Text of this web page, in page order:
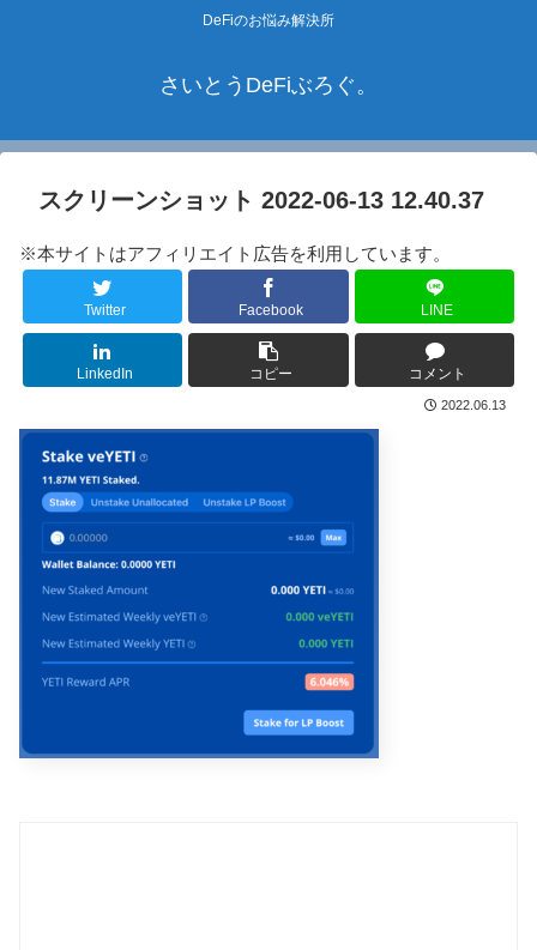
DeFiのお悩み解決所
さいとうDeFiぶろぐ。
スクリーンショット 2022-06-13 12.40.37
※本サイトはアフィリエイト広告を利用しています。
Twitter Facebook LINE
LinkedIn コピー コメント
2022.06.13